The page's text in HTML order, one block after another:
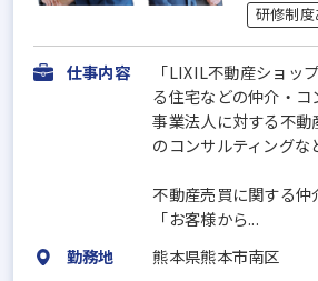
研修制度
仕事内容
「LIXIL不動産ショッ
る住宅などの仲介・
事業法人に対する不
のコンサルティングな
不動産売買に関する仲
「お客様から...
勤務地
熊本県熊本市南区